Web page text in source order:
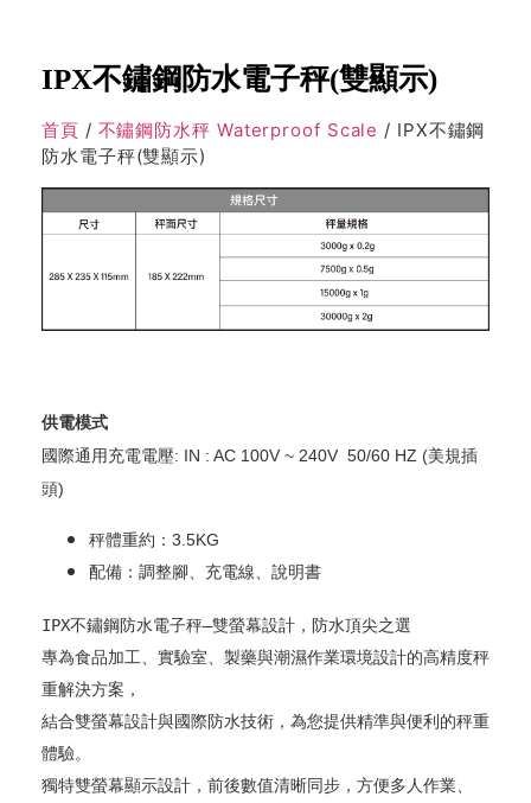
IPX不鏽鋼防水電子秤(雙顯示)
首頁 / 不鏽鋼防水秤 Waterproof Scale / IPX不鏽鋼
防水電子秤(雙顯示)
供電模式
國際通用充電電壓: IN : AC 100V ~ 240V 50/60 HZ (美規插
頭)
秤體重約：3.5KG
配備：調整腳、充電線、說明書
IPX不鏽鋼防水電子秤—雙螢幕設計，防水頂尖之選
專為食品加工、實驗室、製藥與潮濕作業環境設計的高精度秤
重解決方案，
結合雙螢幕設計與國際防水技術，為您提供精準與便利的秤重
體驗。
獨特雙螢幕顯示設計，前後數值清晰同步，方便多人作業、